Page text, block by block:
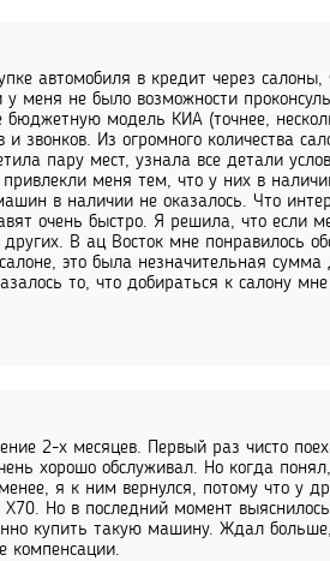
автомобиля в кредит через салоны,
меня не было возможности
модель КИА (точнее,
Из огромного количества
пару мест, узнала все детали
меня тем, что у них в
в наличии не оказалось. Что
очень быстро. Я решила, что если
В ац Восток мне понравилось
это была незначительная сумма
то, что добираться к салону
2-х месяцев. Первый раз чисто
хорошо обслуживал. Но когда
я к ним вернулся, потому что у
Но в последний момент
купить такую машину. Ждал
компенсации.